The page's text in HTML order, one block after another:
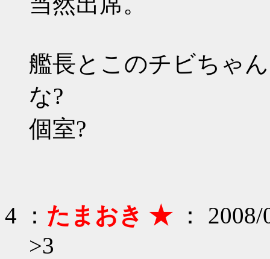
艦長とこのチビちゃ
な?
個室?
4 ： たまおき ★： 2008/
>3